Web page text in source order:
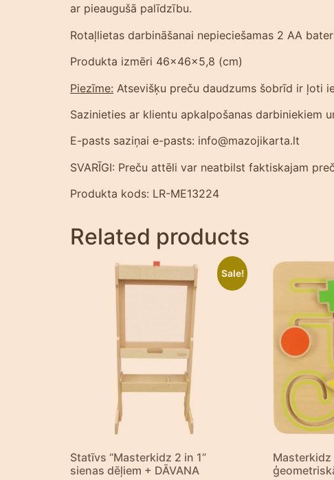
ar pieaugušā palīdzību.
Rotaļlietas darbināšanai nepieciešamas 2 AA
Produkta izmēri 46x46x5,8 (cm)
Piezīme: Atsevišķu preču daudzums šobrīd ir ļoti
Sazinieties ar klientu apkalpošanas darbiniekiem
E-pasts saziņai e-pasts: info@mazojikarta.lt
SVARĪGI: Preču attēli var neatbilst faktiskajam
Produkta kods: LR-ME13224
Related products
Sale!
Statīvs “Masterkidz 2 in 1”
sienas dēļiem + DĀVANA